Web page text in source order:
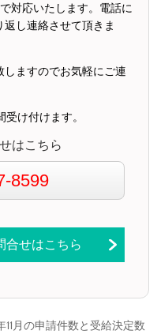
対応いたします。電話に
し連絡させて頂きま
ますのでお気軽にご連
け付けます。
はこちら
8599
合せはこちら
11月の申請件数と受給決定数